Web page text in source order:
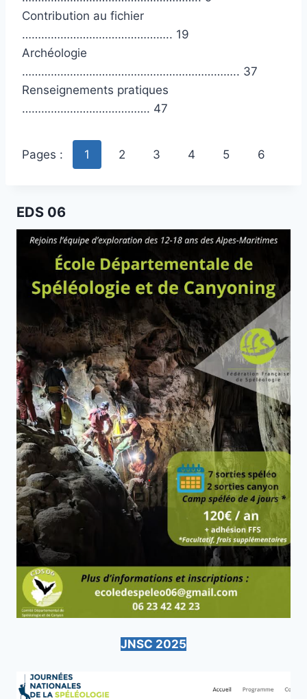
Contribution au fichier
……………………………………….. 19
Archéologie
………………………………………………………….. 37
Renseignements pratiques
…………………………………. 47
Pages : 1 2 3 4 5 6
EDS 06
JNSC 2025